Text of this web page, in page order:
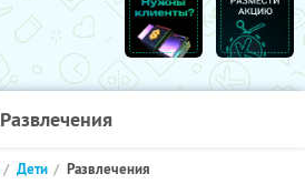
Развлечения
Дети Развлечения